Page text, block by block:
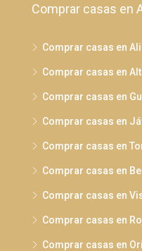
Comprar casas en
Comprar casas en
Comprar casas en
Comprar casas en
Comprar casas en
Comprar casas en
Comprar casas en
Comprar casas en
Comprar casas en
Comprar casas en